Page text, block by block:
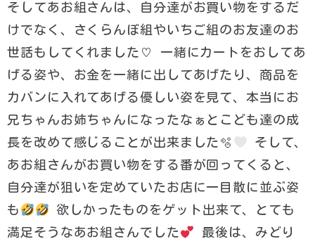
そしてあお組さんは、自分達がお買い物をするだ
けでなく、さくらんぼ組やいちご組のお友達のお
世話もしてくれました♡ 一緒にカートをおしてあ
げる姿や、お金を一緒に出してあげたり、商品を
カバンに入れてあげる優しい姿を見て、本当にお
兄ちゃんお姉ちゃんになったなぁとこども達の成
長を改めて感じることが出来ました🫧
そして、
あお組さんがお買い物をする番が回ってくると、
自分達が狙いを定めていたお店に一目散に並ぶ姿
も
欲しかったものをゲット出来て、とても
満足そうなあお組さんでした︎
︎︎ 最後は、みどり